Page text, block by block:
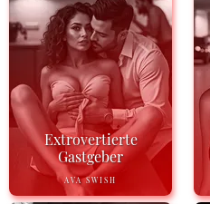
Extrovertierte
Gastgeber
AVA SWISH